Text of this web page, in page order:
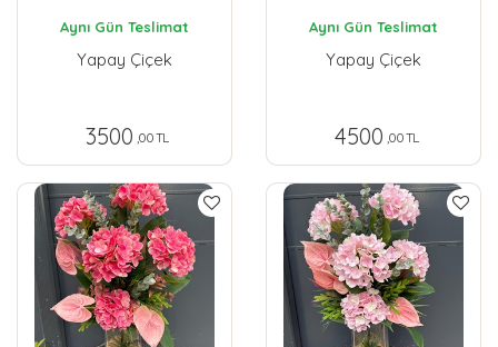
Aynı Gün Teslimat
Yapay Çiçek
3500 ,00 TL
Aynı Gün Teslimat
Yapay Çiçek
4500 ,00 TL